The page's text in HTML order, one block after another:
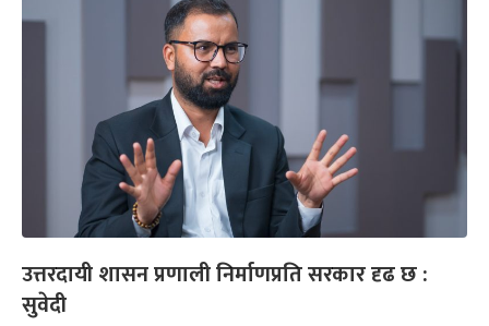
उत्तरदायी शासन प्रणाली निर्माणप्रति सरकार दृढ छ :
सुवेदी